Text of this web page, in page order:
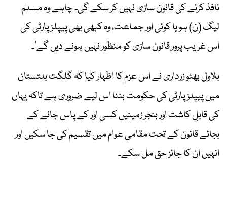
نافذ کرنے کی قانون سازی نہیں کر سکے گی۔ چاہے وہ مسلم
لیگ (ن) ہو یا کوئی اور جماعت، وہ کبھی بھی پیپلز پارٹی کی
اس غریب پرور قانون سازی کو منظور نہیں ہونے دیں گے‘۔
بلاول بھٹو زرداری نے اس عزم کا اظہار کیا کہ گلگت بلتستان
میں پیپلز پارٹی کی حکومت بننا اس لیے ضروری ہے تاکہ یہاں
کی قابلِ کاشت اور بنجر زمینیں کسی اور کے پاس جانے کے
بجائے قانون کے تحت مقامی عوام میں تقسیم کی جا سکیں اور
انہیں ان کا جائز حق مل سکے۔